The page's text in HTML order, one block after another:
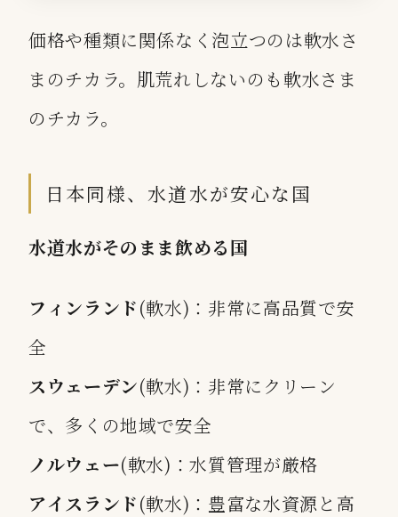
価格や種類に関係なく泡立つのは軟水さ
まのチカラ。肌荒れしないのも軟水さま
のチカラ。
日本同様、水道水が安心な国
水道水がそのまま飲める国
フィンランド(軟水)：非常に高品質で安
全
スウェーデン(軟水)：非常にクリーン
で、多くの地域で安全
ノルウェー(軟水)：水質管理が厳格
アイスランド(軟水)：豊富な水資源と高